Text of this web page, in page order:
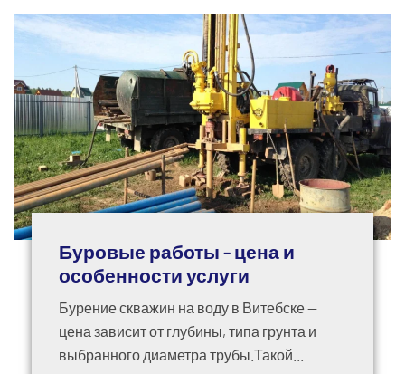
Буровые работы - цена и
особенности услуги
Бурение скважин на воду в Витебске —
цена зависит от глубины, типа грунта и
выбранного диаметра трубы.Такой...